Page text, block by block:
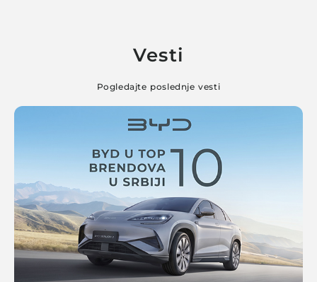
Vesti
Pogledajte poslednje vesti